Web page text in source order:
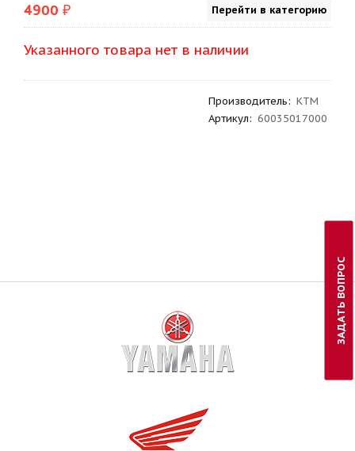
4900 ₽ Перейти в категорию
Указанного товара нет в наличии
Производитель: KTM
Артикул: 60035017000
ЗАДАТЬ ВОПРОС